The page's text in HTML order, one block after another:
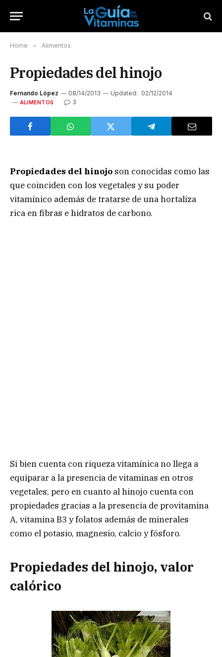
Home » Alimentos
Propiedades del hinojo
Fernando López 08/14/2013 Updated: 02/12/2014
ALIMENTOS 3
Propiedades del hinojo son conocidas como las
que coinciden con los vegetales y su poder
vitamínico además de tratarse de una hortaliza
rica en fibras e hidratos de carbono.
Si bien cuenta con riqueza vitamínica no llega a
equiparar a la presencia de vitaminas en otros
vegetales, pero en cuanto al hinojo cuenta con
propiedades gracias a la presencia de provitamina
A, vitamina B3 y folatos además de minerales
como el potasio, magnesio, calcio y fósforo.
Propiedades del hinojo, valor
calórico